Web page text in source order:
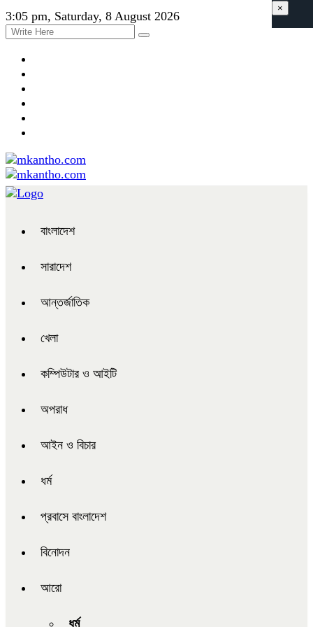
3:05 pm, Saturday, 8 August 2026
বাংলাদেশ
সারাদেশ
আন্তর্জাতিক
খেলা
কম্পিউটার ও আইটি
অপরাধ
আইন ও বিচার
ধর্ম
প্রবাসে বাংলাদেশ
বিনোদন
আরো
ধর্ম
×